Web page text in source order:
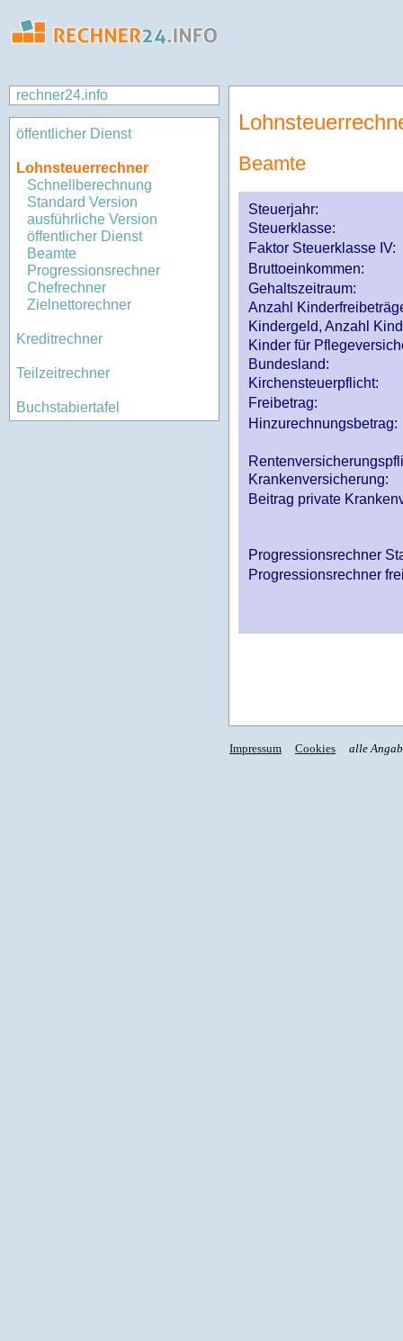
rechner24.info
öffentlicher Dienst
Lohnsteuerrechner
Schnellberechnung
Standard Version
ausführliche Version
öffentlicher Dienst
Beamte
Progressionsrechner
Chefrechner
Zielnettorechner
Kreditrechner
Teilzeitrechner
Buchstabiertafel
Beamte
Steuerjahr:
Steuerklasse:
Faktor Steuerklasse IV:
Bruttoeinkommen:
Gehaltszeitraum:
Anzahl
Kindergeld, Anzahl
Kinder für
Bundesland:
Kirchensteuerpflicht:
Freibetrag:
Hinzurechnungsbetrag:
Krankenversicherung:
Beitrag private
Progressionsrechner
Progressionsrechner
Impressum Cookies alle